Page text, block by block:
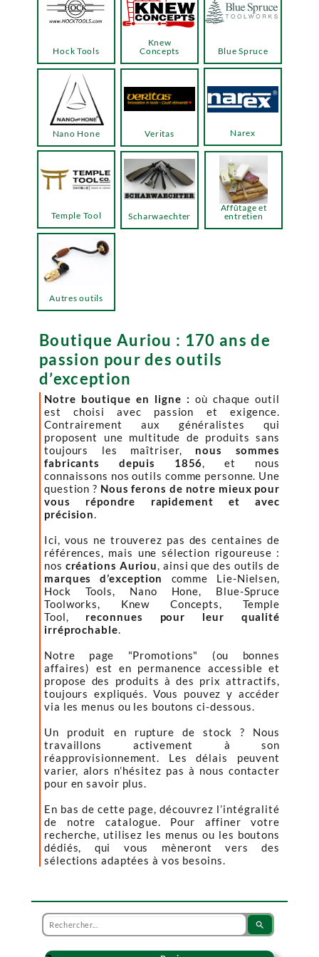
Boutique Auriou : 170 ans de
passion pour des outils
d’exception
Notre boutique en ligne : où chaque outil
est choisi avec passion et exigence.
Contrairement aux généralistes qui
proposent une multitude de produits sans
toujours les maîtriser, nous sommes
fabricants depuis 1856, et nous
connaissons nos outils comme personne. Une
question ? Nous ferons de notre mieux pour
vous répondre rapidement et avec
précision.
Ici, vous ne trouverez pas des centaines de
références, mais une sélection rigoureuse :
nos créations Auriou, ainsi que des outils de
marques d’exception
comme Lie-Nielsen,
Hock Tools, Nano Hone, Blue-Spruce
Toolworks, Knew Concepts, Temple
Tool, reconnues pour leur qualité
irréprochable.
Notre page "Promotions" (ou bonnes
affaires) est en permanence accessible et
propose des produits à des prix attractifs,
toujours expliqués. Vous pouvez y accéder
via les menus ou les boutons ci-dessous.
Un produit en rupture de stock ? Nous
travaillons activement à son
réapprovisionnement. Les délais peuvent
varier, alors n’hésitez pas à nous contacter
pour en savoir plus.
En bas de cette page, découvrez l’intégralité
de notre catalogue. Pour affiner votre
recherche, utilisez les menus ou les boutons
dédiés, qui vous mèneront vers des
sélections adaptées à vos besoins.
Hock Tools
Knew
Concepts
Temple Tool
Blue Spruce
Narex
Veritas
Nano Hone
Autres outils
Scharwaechter
Affûtage et
entretien
search